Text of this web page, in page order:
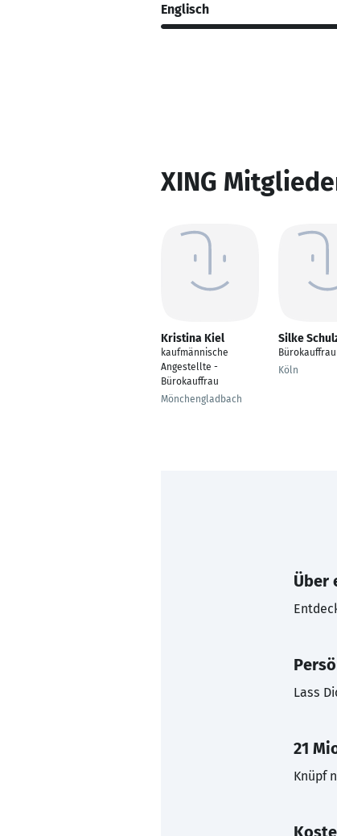
Englisch
XING
Kristina Kiel
kaufmännische
Angestellte -
Bürokauffrau
Mönchengladbach
Silke
Bürokauffrau
Köln
Über
Lass
21
Knüpf